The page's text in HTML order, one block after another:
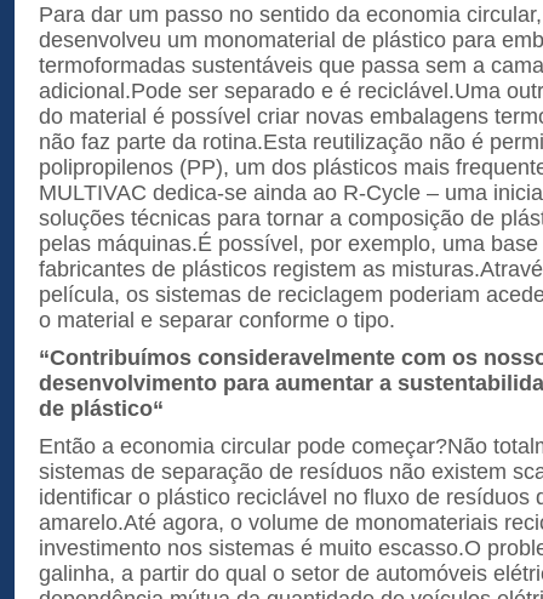
Para dar um passo no sentido da economia
desenvolveu um monomaterial de plástico para
termoformadas sustentáveis que passa sem a
adicional.Pode ser separado e é reciclável.Uma
do material é possível criar novas embalagens
não faz parte da rotina.Esta reutilização não é
polipropilenos (PP), um dos plásticos mais
MULTIVAC dedica-se ainda ao R-Cycle – uma
soluções técnicas para tornar a composição de
pelas máquinas.É possível, por exemplo, uma
fabricantes de plásticos registem as
película, os sistemas de reciclagem poderiam
o material e separar conforme o tipo.
“Contribuímos consideravelmente com os
desenvolvimento para aumentar a
de plástico“
Então a economia circular pode começar?Não
sistemas de separação de resíduos não existem
identificar o plástico reciclável no fluxo de resíduos
amarelo.Até agora, o volume de monomateriais
investimento nos sistemas é muito escasso.O
galinha, a partir do qual o setor de automóveis